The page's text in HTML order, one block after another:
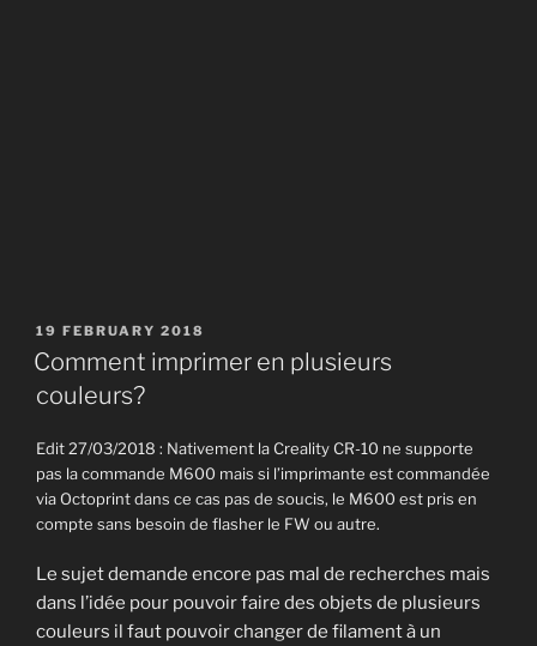
POSTED
ON
19 FEBRUARY 2018
Comment imprimer en plusieurs
couleurs?
Edit 27/03/2018 : Nativement la Creality CR-10 ne supporte
pas la commande M600 mais si l’imprimante est commandée
via Octoprint dans ce cas pas de soucis, le M600 est pris en
compte sans besoin de flasher le FW ou autre.
Le sujet demande encore pas mal de recherches mais
dans l’idée pour pouvoir faire des objets de plusieurs
couleurs il faut pouvoir changer de filament à un